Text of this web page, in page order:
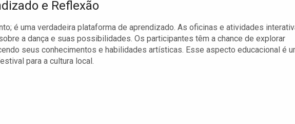
e Reflexão
é uma verdadeira plataforma de aprendizado. As oficinas e atividades
a dança e suas possibilidades. Os participantes têm a chance de explorar
seus conhecimentos e habilidades artísticas. Esse aspecto educacional é
para a cultura local.